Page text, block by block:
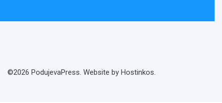
©2026 PodujevaPress. Website by Hostinkos.